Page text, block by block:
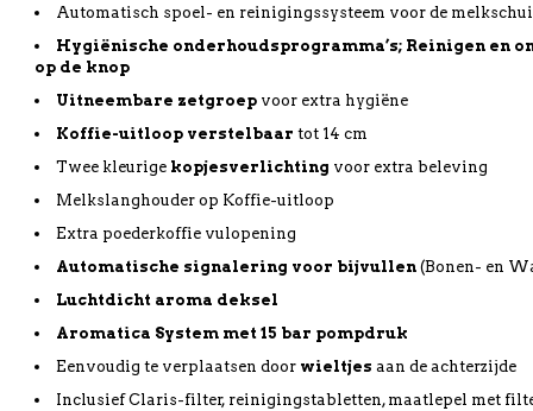
Automatisch spoel- en reinigingssysteem voor de
Hygiënische onderhoudsprogramma’s; Reinigen en
op de knop
Uitneembare zetgroepvoor extra hygiëne
Koffie-uitloop verstelbaar tot 14 cm
Twee kleurige kopjesverlichting voor extra beleving
Melkslanghouder op Koffie-uitloop
Extra poederkoffie vulopening
Automatische signalering voor bijvullen(Bonen- en
Luchtdichtaroma deksel
Aromatica System met 15 bar pompdruk
Eenvoudig te verplaatsen door wieltjes aan de achterzijde
Inclusief Claris-filter, reinigingstabletten, maatlepel met